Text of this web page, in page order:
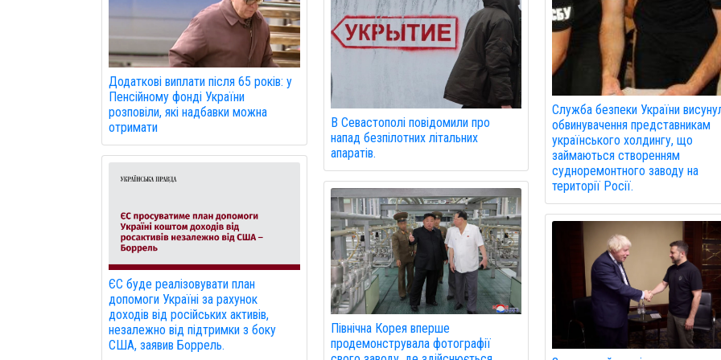
Додаткові виплати після 65 років: у
Пенсійному фонді України
розповіли, які надбавки можна
отримати
ЄС буде реалізовувати план
допомоги Україні за рахунок
доходів від російських активів,
незалежно від підтримки з боку
США, заявив Боррель.
В Севастополі повідомили про
напад безпілотних літальних
апаратів.
Північна Корея вперше
продемонструвала фотографії
Служба безпеки України
обвинувачення представникам
українського холдингу, що
займаються створенням
судноремонтного заводу на
території Росії.